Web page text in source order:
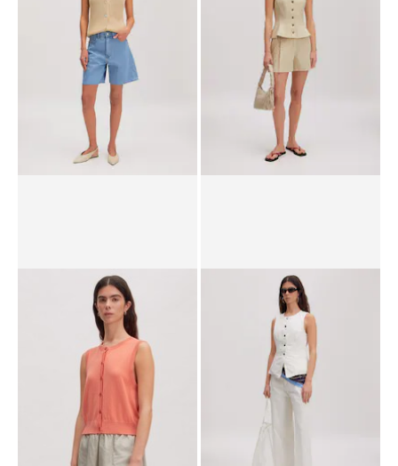
Chaleco 'Nadja'
44,90 €
Chaleco 'Vada'
69,90 €59,90 €